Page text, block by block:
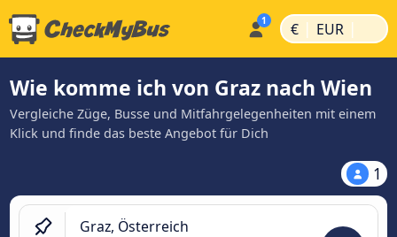
€ | EUR |
Wie komme ich von Graz nach Wien
Vergleiche Züge, Busse und Mitfahrgelegenheiten mit einem
Klick und finde das beste Angebot für Dich
1